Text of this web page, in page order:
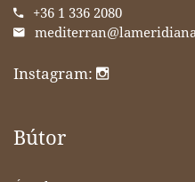
+36 1 336 2080
Instagram:
Bútor